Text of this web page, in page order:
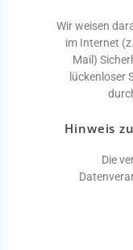
Wir weisen
im Internet
Mail)
lückenloser
Hinweis
Die